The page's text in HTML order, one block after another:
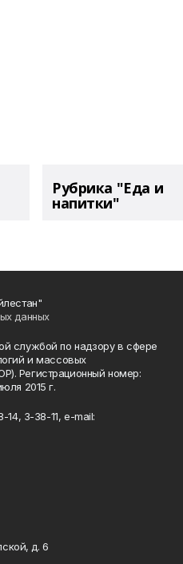
Рубрика "Еда и
напитки"
данных
службой по надзору в сфере
и массовых
Регистрационный номер:
2015 г.
3-38-11, e-mail:
д. 6